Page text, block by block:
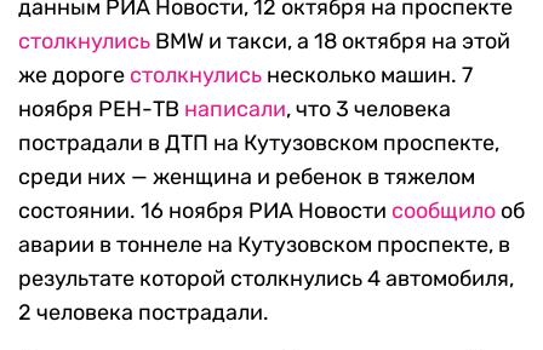
данным РИА Новости, 12 октября на проспекте
столкнулись BMW и такси, а 18 октября на этой
же дороге столкнулись несколько машин. 7
ноября РЕН-ТВ написали, что 3 человека
пострадали в ДТП на Кутузовском проспекте,
среди них — женщина и ребенок в тяжелом
состоянии. 16 ноября РИА Новости сообщило об
аварии в тоннеле на Кутузовском проспекте, в
результате которой столкнулись 4 автомобиля,
2 человека пострадали.